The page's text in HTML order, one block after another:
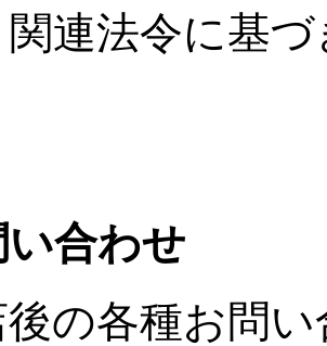
関連法令に基
い合わせ
後の各種お問